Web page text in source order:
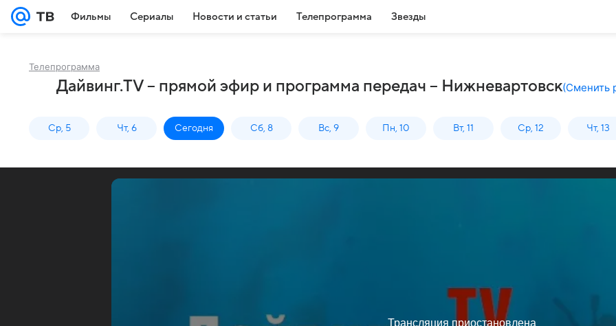
Фильмы Сериалы Новости и статьи Телепрограмма Звезды
Телепрограмма
Дайвинг.TV – прямой эфир и программа передач – Нижневартовск(Сменить
Ср, 5 Чт, 6 Сегодня Сб, 8 Вс, 9 Пн, 10 Вт, 11 Ср, 12 Чт, 13